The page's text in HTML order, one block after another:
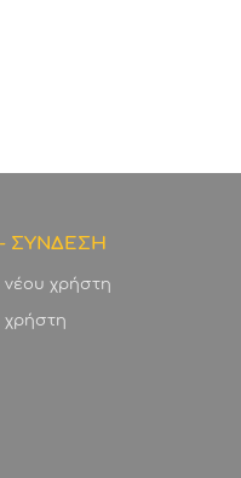
ΣΥΝΔΕΣΗ
νέου χρήστη
χρήστη